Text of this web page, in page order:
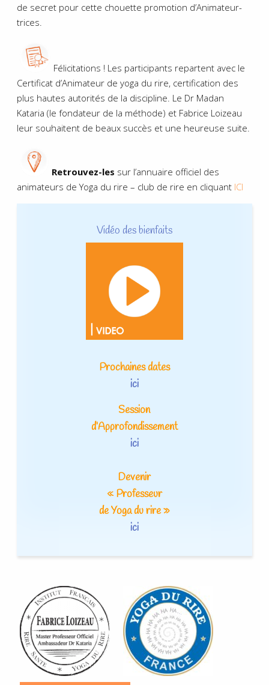
de secret pour cette chouette promotion d’Animateur-
trices.
Félicitations ! Les participants repartent avec le
Certificat d’Animateur de yoga du rire, certification des
plus hautes autorités de la discipline. Le Dr Madan
Kataria (le fondateur de la méthode) et Fabrice Loizeau
leur souhaitent de beaux succès et une heureuse suite.
Retrouvez-les sur l’annuaire officiel des
animateurs de Yoga du rire – club de rire en cliquantICI
Vidéo des bienfaits
Prochaines dates
ici
Session
d’Approfondissement
ici
Devenir
« Professeur
de Yoga du rire »
ici